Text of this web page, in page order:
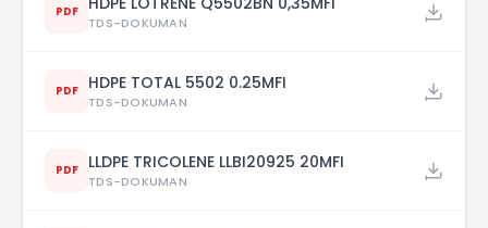
PDF
TDS-DOKUMAN
PDF HDPE TOTAL 5502 0.25MFI
TDS-DOKUMAN
PDF LLDPE TRICOLENE LLBI20925 20MFI
TDS-DOKUMAN